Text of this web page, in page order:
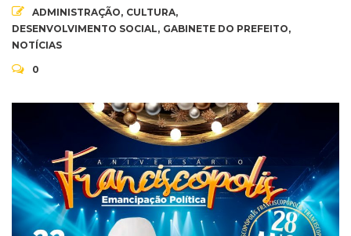
ADMINISTRAÇÃO, CULTURA,
DESENVOLVIMENTO SOCIAL, GABINETE DO PREFEITO,
NOTÍCIAS
0